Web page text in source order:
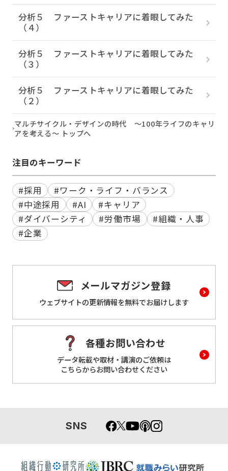
分析５ ファーストキャリアに着眼してみた
（４）
分析５ ファーストキャリアに着眼してみた
（３）
分析５ ファーストキャリアに着眼してみた
（２）
マルチサイクル・デザインの時代 ～100年ライフのキャリ
アを考える～ トップへ
注目のキーワード
#採用
#ワーク・ライフ・バランス
#中途採用
#AI
#キャリア
#ダイバーシティ
#労働市場
#組織・人事
#企業
メールマガジン登録
ウェブサイトの更新情報を無料でお届けします
各種お問い合わせ
データ転載や取材・講演のご依頼は
こちらからお問い合わせください
SNS